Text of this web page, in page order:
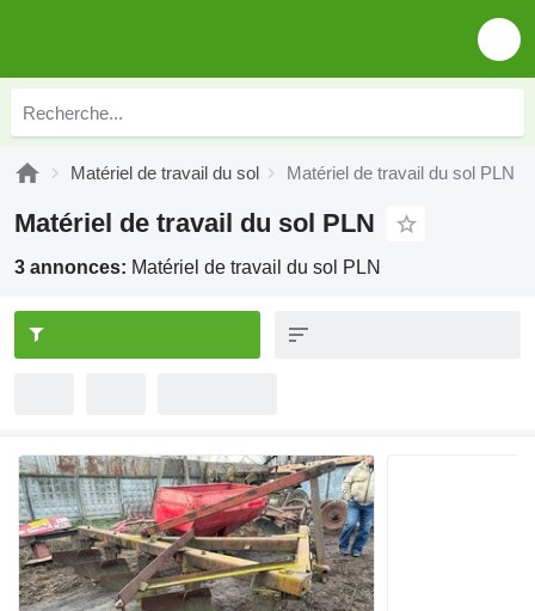
Matériel de travail du sol Matériel de travail du sol PLN
Matériel de travail du sol PLN
3 annonces: Matériel de travail du sol PLN